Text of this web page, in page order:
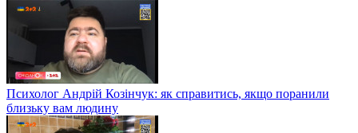
Психолог Андрій Козінчук: як справитись, якщо поранили
близьку вам людину